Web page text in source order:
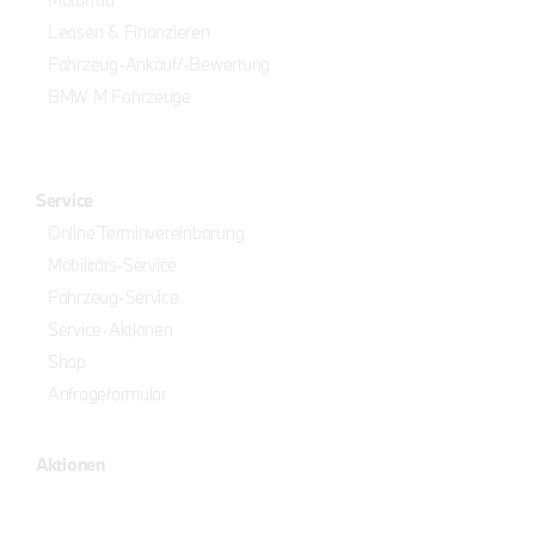
Leasen & Finanzieren
Fahrzeug-Ankauf/-Bewertung
BMW M Fahrzeuge
Service
Online Terminvereinbarung
Mobilitäts-Service
Fahrzeug-Service
Service-Aktionen
Anfrageformular
Aktionen